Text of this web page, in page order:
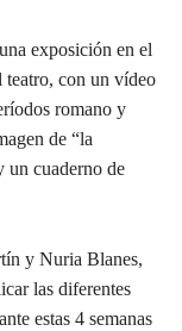
exposición en el
teatro, con un vídeo
romano y
de “la
un cuaderno de
y Nuria Blanes,
las diferentes
estas 4 semanas